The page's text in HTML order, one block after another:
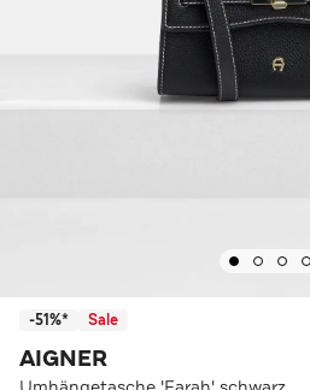
-51%* Sale
AIGNER